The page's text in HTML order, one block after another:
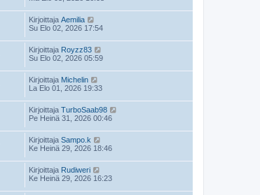
Kirjoittaja Aemilia
Su Elo 02, 2026 17:54
Kirjoittaja Royzz83
Su Elo 02, 2026 05:59
Kirjoittaja Michelin
La Elo 01, 2026 19:33
Kirjoittaja TurboSaab98
Pe Heinä 31, 2026 00:46
Kirjoittaja Sampo.k
Ke Heinä 29, 2026 18:46
Kirjoittaja Rudiweri
Ke Heinä 29, 2026 16:23